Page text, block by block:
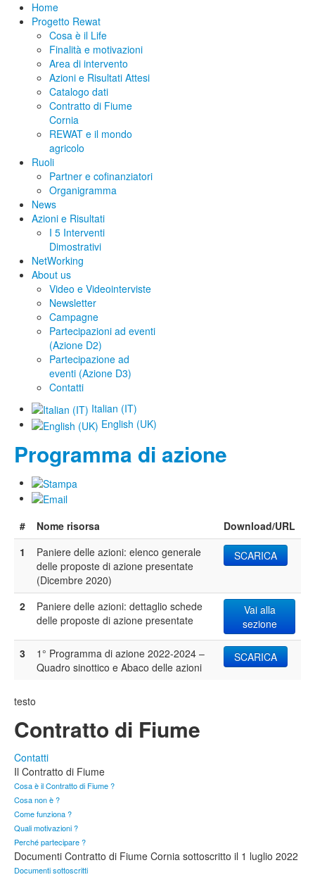
Home
Progetto Rewat
Cosa è il Life
Finalità e motivazioni
Area di intervento
Azioni e Risultati Attesi
Catalogo dati
Contratto di Fiume
Cornia
REWAT e il mondo
agricolo
Ruoli
Partner e cofinanziatori
Organigramma
News
Azioni e Risultati
I 5 Interventi
Dimostrativi
NetWorking
About us
Video e Videointerviste
Newsletter
Campagne
Partecipazioni ad eventi
(Azione D2)
Partecipazione ad
eventi (Azione D3)
Contatti
Italian (IT)
English (UK)
Programma di azione
# Nome risorsa
Download/URL
1
Paniere delle azioni: elenco generale
delle proposte di azione presentate
(Dicembre 2020)
SCARICA
2
Paniere delle azioni: dettaglio schede
delle proposte di azione presentate
Vai alla
sezione
3
1° Programma di azione 2022-2024 –
Quadro sinottico e Abaco delle azioni
SCARICA
testo
Contratto di Fiume
Contatti
Il Contratto di Fiume
Cosa è il Contratto di Fiume ?
Cosa non è ?
Come funziona ?
Quali motivazioni ?
Perché partecipare ?
Documenti Contratto di Fiume Cornia sottoscritto il 1 luglio 2022
Documenti sottoscritti